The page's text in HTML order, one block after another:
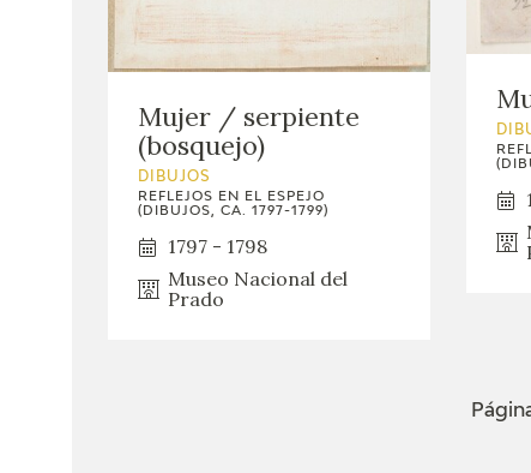
Mujer / serpiente
(bosquejo)
DIBUJOS
REFLEJOS EN EL ESPEJO
(DIBUJOS, CA. 1797-1799)
1797 - 1798
Museo Nacional del
Prado